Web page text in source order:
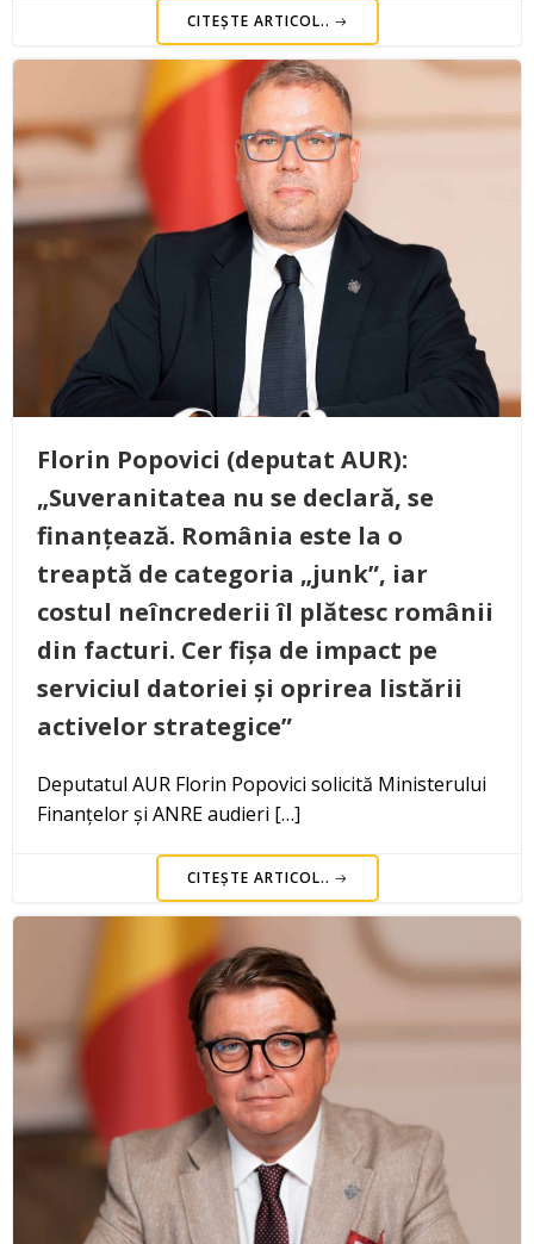
CITEȘTE ARTICOL..
Florin Popovici (deputat AUR):
„Suveranitatea nu se declară, se
finanțează. România este la o
treaptă de categoria „junk”, iar
costul neîncrederii îl plătesc românii
din facturi. Cer fișa de impact pe
serviciul datoriei și oprirea listării
activelor strategice”
Deputatul AUR Florin Popovici solicită Ministerului
Finanțelor și ANRE audieri […]
CITEȘTE ARTICOL..